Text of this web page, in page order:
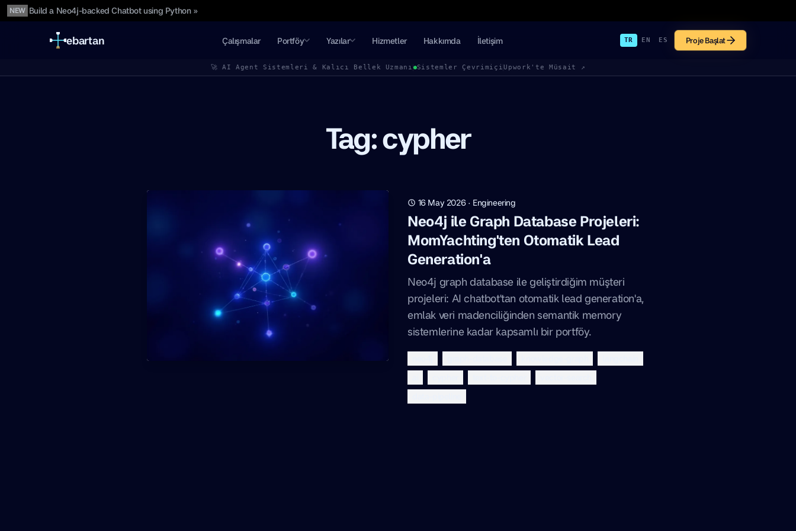
NEW Build a Neo4j-backed Chatbot using Python »
ebartan Çalışmalar Portföy Yazılar Hizmetler Hakkımda İletişim TR EN ES Proje Başlat
🚀 AI Agent Sistemleri & Kalıcı Bellek Uzmanı Sistemler Çevrimiçi Upwork'te Müsait ↗
Tag: cypher
16 May 2026· Engineering
Neo4j ile Graph Database Projeleri:
MomYachting'ten Otomatik Lead
Generation'a
Neo4j graph database ile geliştirdiğim müşteri
projeleri: AI chatbot'tan otomatik lead generation'a,
emlak veri madenciliğinden semantik memory
sistemlerine kadar kapsamlı bir portföy.